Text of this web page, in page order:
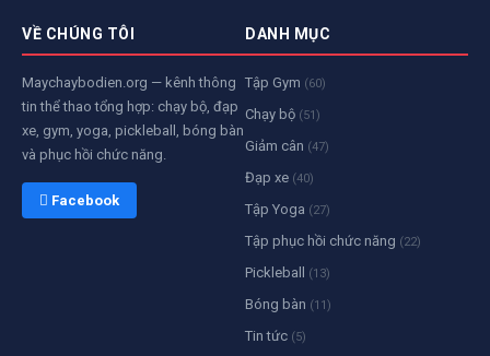
VỀ CHÚNG TÔI
Maychaybodien.org — kênh thông
tin thể thao tổng hợp: chạy bộ, đạp
xe, gym, yoga, pickleball, bóng bàn
và phục hồi chức năng.
 Facebook
DANH MỤC
Tập Gym (60)
Chạy bộ (51)
Giảm cân (47)
Đạp xe (40)
Tập Yoga (27)
Tập phục hồi chức năng (22)
Pickleball (13)
Bóng bàn (11)
Tin tức (5)